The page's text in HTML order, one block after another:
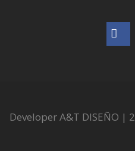
Developer A&T DISEÑO |